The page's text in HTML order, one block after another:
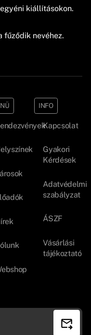
kiállításokon.
fűződik nevéhez.
INFO
Kapcsolat
Gyakori
Kérdések
Adatvédelmi
szabályzat
ÁSZF
Vásárlási
tájékoztató